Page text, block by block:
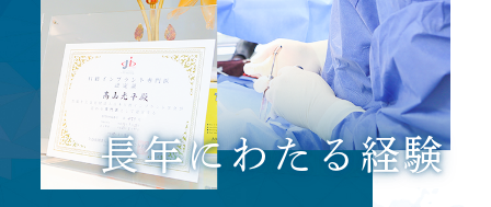
長年にわたる経験